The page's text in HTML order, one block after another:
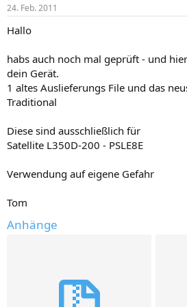
24. Feb. 2011
Hallo
habs auch noch mal geprüft - und
dein Gerät.
1 altes Auslieferungs File und das
Traditional
Diese sind ausschließlich für
Satellite L350D-200 - PSLE8E
Verwendung auf eigene Gefahr
Tom
Anhänge